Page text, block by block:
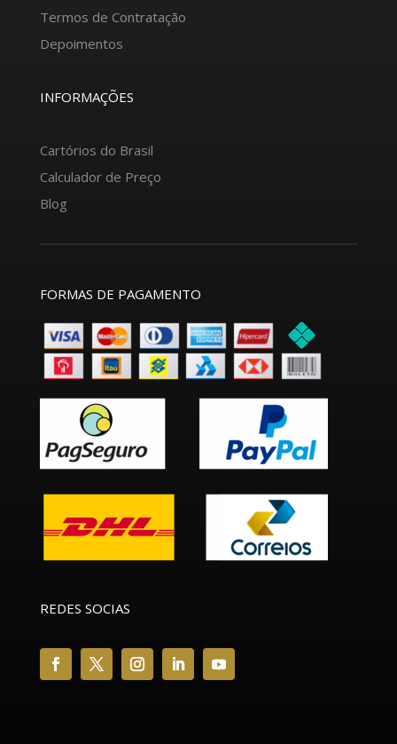
Termos de Contratação
Depoimentos
INFORMAÇÕES
Cartórios do Brasil
Calculador de Preço
Blog
FORMAS DE PAGAMENTO
REDES SOCIAS